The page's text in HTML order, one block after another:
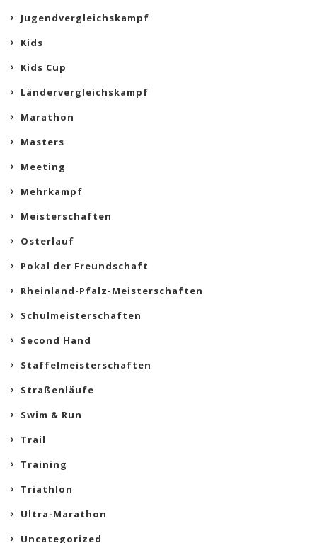
Jugendvergleichskampf
Kids
Kids Cup
Ländervergleichskampf
Marathon
Masters
Meeting
Mehrkampf
Meisterschaften
Osterlauf
Pokal der Freundschaft
Rheinland-Pfalz-Meisterschaften
Schulmeisterschaften
Second Hand
Staffelmeisterschaften
Straßenläufe
Swim & Run
Trail
Training
Triathlon
Ultra-Marathon
Uncategorized